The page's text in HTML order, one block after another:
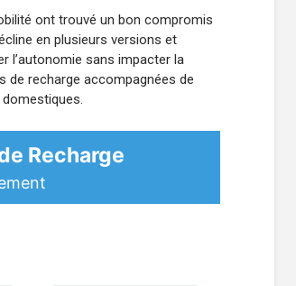
ont trouvé un bon compromis
en plusieurs versions et
l’autonomie sans impacter la
de recharge accompagnées de